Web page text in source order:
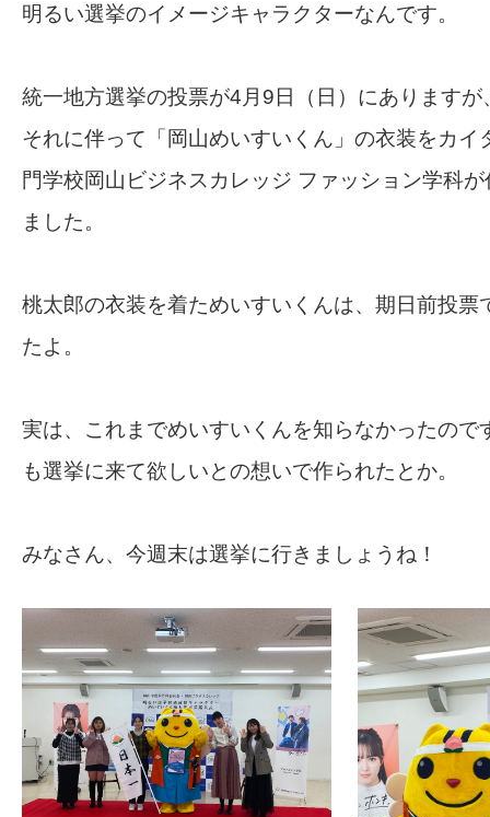
明るい選挙のイメージキャラクターなんです。
統一地方選挙の投票が4月9日（日）にありますが
それに伴って「岡山めいすいくん」の衣装をカイ
門学校岡山ビジネスカレッジ ファッション学科
ました。
桃太郎の衣装を着ためいすいくんは、期日前投票
たよ。
実は、これまでめいすいくんを知らなかったので
も選挙に来て欲しいとの想いで作られたとか。
みなさん、今週末は選挙に行きましょうね！